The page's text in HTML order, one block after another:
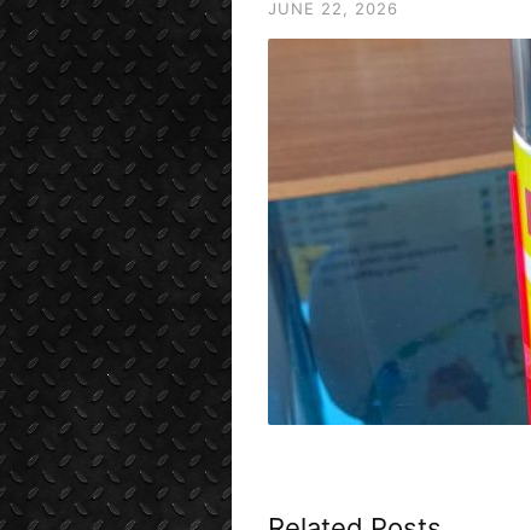
JUNE 22, 2026